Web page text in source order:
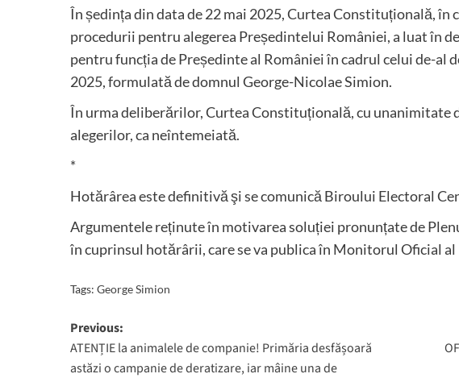
În ședința din data de 22 mai 2025, Curtea Constituțională,
procedurii pentru alegerea Președintelui României, a luat în
pentru funcția de Președinte al României în cadrul celui de-al
2025, formulată de domnul George-Nicolae Simion.
În urma deliberărilor, Curtea Constituțională, cu unanimitate
alegerilor, ca neîntemeiată.
*
Hotărârea este definitivă şi se comunică Biroului Electoral
Argumentele reținute în motivarea soluției pronunțate de
în cuprinsul hotărârii, care se va publica în Monitorul Oficial al
Tags: George Simion
Post
navigation
Previous:
ATENȚIE la animalele de companie! Primăria desfășoară
astăzi o campanie de deratizare, iar mâine una de